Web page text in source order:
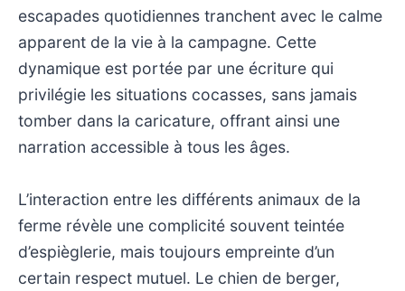
escapades quotidiennes tranchent avec le calme
apparent de la vie à la campagne. Cette
dynamique est portée par une écriture qui
privilégie les situations cocasses, sans jamais
tomber dans la caricature, offrant ainsi une
narration accessible à tous les âges.
L’interaction entre les différents animaux de la
ferme révèle une complicité souvent teintée
d’espièglerie, mais toujours empreinte d’un
certain respect mutuel. Le chien de berger,